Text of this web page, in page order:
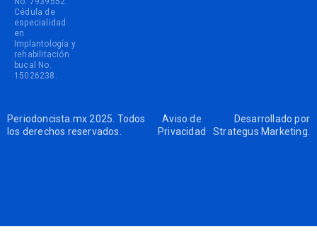
Cédula de
especialidad
en
Implantología y
rehabilitación
bucal No.
15026238.
Periodoncista.mx 2025. Todos
los derechos reservados.
Aviso de
Privacidad
Desarrollado por
Strategus Marketing.